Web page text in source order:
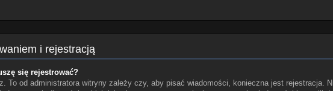
i rejestracją
się rejestrować?
To od administratora witryny zależy czy, aby pisać wiadomości, konieczna jest rejestracja.